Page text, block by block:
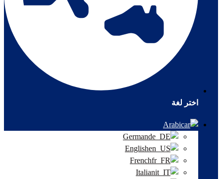
اختر لغة
Arabic
German
English
French
Italian